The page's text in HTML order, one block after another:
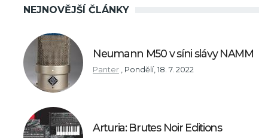
NEJNOVĚJŠÍ ČLÁNKY
Neumann M50 v síni slávy NAMM
Panter Pondělí, 18. 7. 2022
Arturia: Brutes Noir Editions